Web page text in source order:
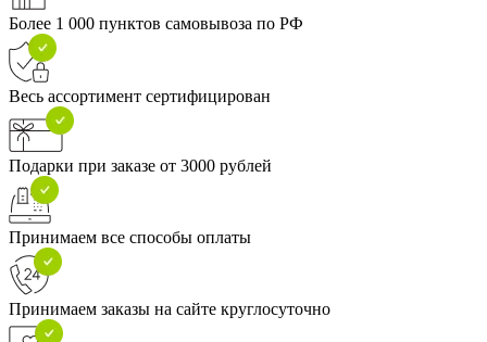
Более 1 000 пунктов самовывоза по РФ
Весь ассортимент сертифицирован
Подарки при заказе от 3000 рублей
Принимаем все способы оплаты
Принимаем заказы на сайте круглосуточно